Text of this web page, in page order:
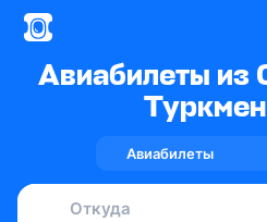
Авиабилеты из
Авиабилеты